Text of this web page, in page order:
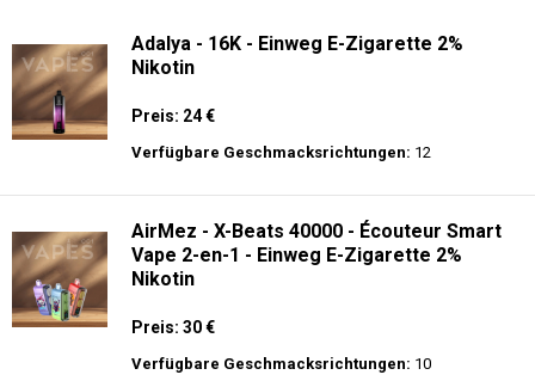
Adalya - 16K - Einweg E-Zigarette 2%
Nikotin
Preis: 24 €
Verfügbare Geschmacksrichtungen: 12
AirMez - X-Beats 40000 - Écouteur Smart
Vape 2-en-1 - Einweg E-Zigarette 2%
Nikotin
Preis: 30 €
Verfügbare Geschmacksrichtungen: 10